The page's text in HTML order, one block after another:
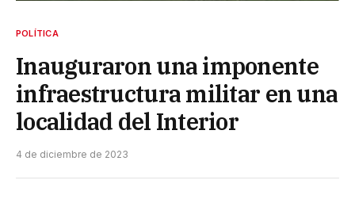
POLÍTICA
Inauguraron una imponente
infraestructura militar en una
localidad del Interior
4 de diciembre de 2023